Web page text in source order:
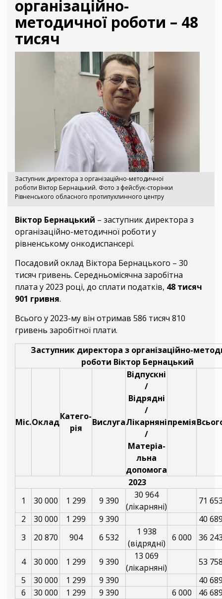
організаційно-
методичної роботи – 48
тисяч
Заступник директора з організаційно-методичної
роботи Віктор Бернацький. Фото з фейсбук-сторінки
Рівненського обласного протипухлинного центру
Віктор Бернацький – заступник директора з
організаційно-методичної роботи у
рівненському онкодиспансері.
Посадовий оклад Віктора Бернацького – 30
тисяч гривень. Середньомісячна заробітна
плата у 2023 році, до сплати податків, 48 тисяч
901 гривня.
Всього у 2023-му він отримав 586 тисяч 810
гривень заробітної плати.
Заступник директора з організаційно-
роботи Віктор Бернацький
Міс.Оклад
Катего-
рія
Вислуга
Відпускні
/
Відрядні
/
Лікарняні
/
Матеріа-
льна
допомога
премія
2023
1
30 000 1 299 9 390
30 964
(лікарняні)
71
2
30 000 1 299 9 390
40
3
20 870 904 6 532
1 938
(відрядні)
6 000 36
4 30 000 1 299 9 390
13 069
(лікарняні)
53
5
30 000 1 299 9 390
40
6
30 000 1 299 9 390 6 000
46